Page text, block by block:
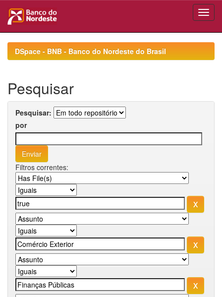
navigationDSpace - BNB - Banco do Nordeste do Brasil
Pesquisar
Pesquisar:
por
Filtros correntes: